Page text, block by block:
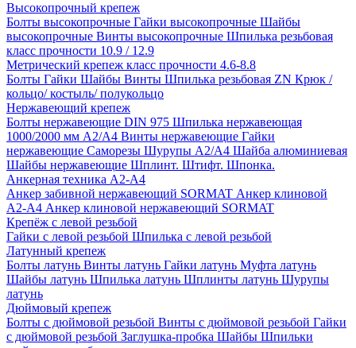
Высокопрочный крепеж
Болты высокопрочные Гайки высокопрочные Шайбы
высокопрочные Винты высокопрочные Шпилька резьбовая
класс прочности 10.9 / 12.9
Метрический крепеж класс прочности 4.6-8.8
Болты Гайки Шайбы Винты Шпилька резьбовая ZN Крюк /
кольцо/ костыль/ полукольцо
Нержавеющий крепеж
Болты нержавеющие DIN 975 Шпилька нержавеющая
1000/2000 мм А2/А4 Винты нержавеющие Гайки
нержавеющие Саморезы Шурупы А2/А4 Шайба алюминиевая
Шайбы нержавеющие Шплинт. Штифт. Шпонка.
Анкерная техника А2-А4
Анкер забивной нержавеющий SORMAT Анкер клиновой
A2-A4 Анкер клиновой нержавеющий SORMAT
Крепёж с левой резьбой
Гайки с левой резьбой Шпилька с левой резьбой
Латунный крепеж
Болты латунь Винты латунь Гайки латунь Муфта латунь
Шайбы латунь Шпилька латунь Шплинты латунь Шурупы
латунь
Дюймовый крепеж
Болты с дюймовой резьбой Винты с дюймовой резьбой Гайки
с дюймовой резьбой Заглушка-пробка Шайбы Шпильки